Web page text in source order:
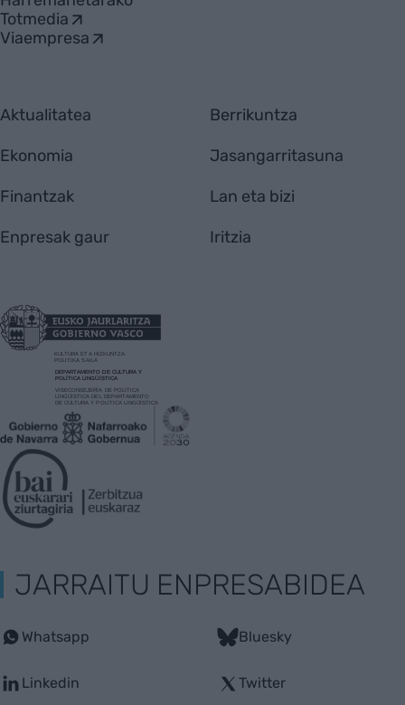
Totmedia
Viaempresa
Aktualitatea
Ekonomia
Finantzak
Enpresak gaur
Berrikuntza
Jasangarritasuna
Lan eta bizi
Iritzia
JARRAITU ENPRESABIDEA
Whatsapp
Linkedin
Bluesky
Twitter